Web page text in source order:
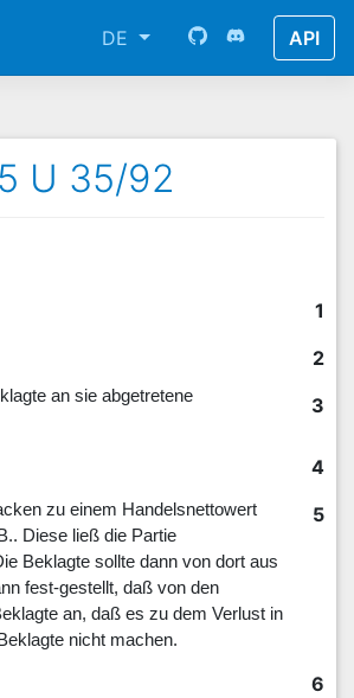
DE API
U 35/92
1
2
3
an sie abgetretene
4
5
zu einem Handelsnettowert
Diese ließ die Partie
Beklagte sollte dann von dort aus
fest-gestellt, daß von den
an, daß es zu dem Verlust in
nicht machen.
6